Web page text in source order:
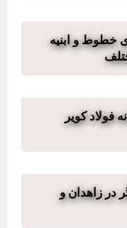
خطوط و ابنیه
فولاد کویر
در زاهدان و